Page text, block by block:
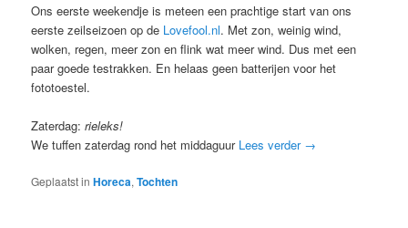
Ons eerste weekendje is meteen een prachtige start van ons
eerste zeilseizoen op de Lovefool.nl. Met zon, weinig wind,
wolken, regen, meer zon en flink wat meer wind. Dus met een
paar goede testrakken. En helaas geen batterijen voor het
fototoestel.
Zaterdag:rieleks!
We tuffen zaterdag rond het middaguur Lees verder →
Geplaatst in Horeca,Tochten